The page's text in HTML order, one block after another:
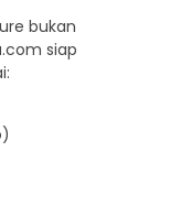
bukan
siap